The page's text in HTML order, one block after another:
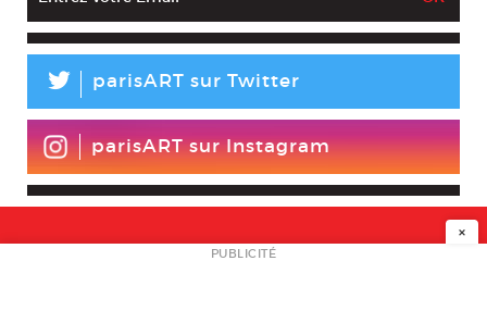
L parisART sur Twitter
parisART sur Instagram
NEWSLETTER
×
PUBLICITÉ